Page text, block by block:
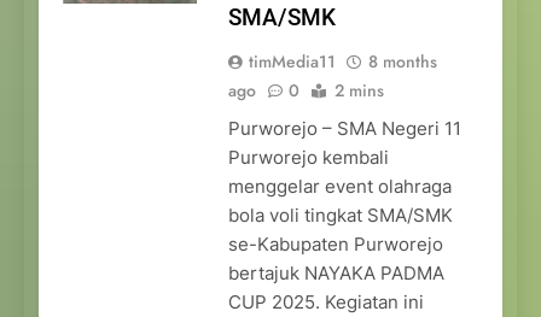
SMA/SMK
timMedia11
8 months
ago
0 2 mins
Purworejo – SMA Negeri 11
Purworejo kembali
menggelar event olahraga
bola voli tingkat SMA/SMK
se-Kabupaten Purworejo
bertajuk NAYAKA PADMA
CUP 2025. Kegiatan ini